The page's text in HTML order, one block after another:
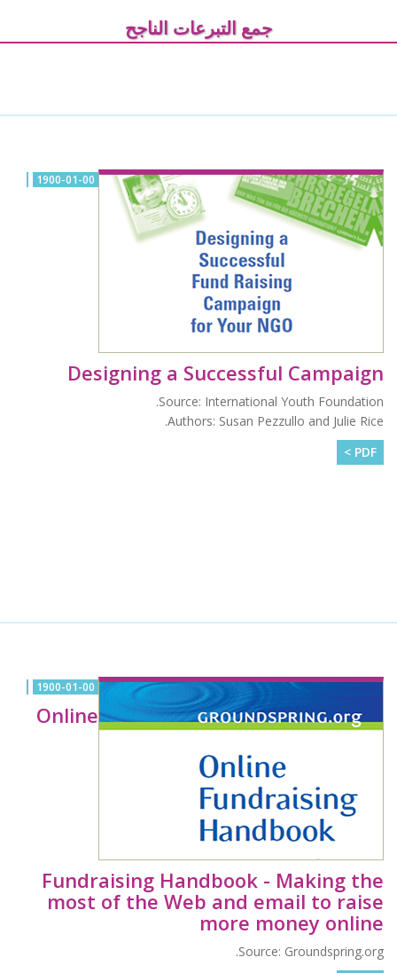
جمع التبرعات الناجح
1900-01-00
Designing a Successful Campaign
Source: International Youth Foundation.
Authors: Susan Pezzullo and Julie Rice.
PDF >
1900-01-00
Online
Fundraising Handbook - Making the
most of the Web and email to raise
more money online
Source: Groundspring.org.